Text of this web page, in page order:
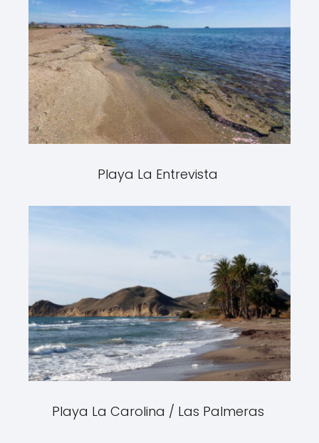
Playa La Entrevista
Playa La Carolina / Las Palmeras